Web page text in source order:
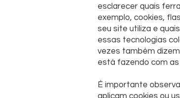
esclarecer quais
exemplo, cookies,
seu site utiliza e
essas tecnologias
vezes também
está fazendo com
É importante
aplicam cookies ou